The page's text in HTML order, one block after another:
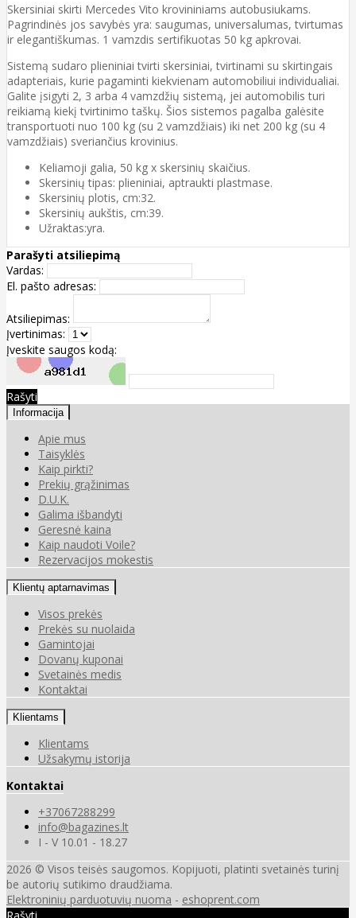
Skersiniai skirti Mercedes Vito krovininiams autobusiukams.
Pagrindinės jos savybės yra: saugumas, universalumas, tvirtumas
ir elegantiškumas. 1 vamzdis sertifikuotas 50 kg apkrovai.
Sistemą sudaro plieniniai tvirti skersiniai, tvirtinami su skirtingais
adapteriais, kurie pagaminti kiekvienam automobiliui individualiai.
Galite įsigyti 2, 3 arba 4 vamzdžių sistemą, jei automobilis turi
reikiamą kiekį tvirtinimo taškų. Šios sistemos pagalba galėsite
transportuoti nuo 100 kg (su 2 vamzdžiais) iki net 200 kg (su 4
vamzdžiais) sveriančius krovinius.
Keliamoji galia, 50 kg x skersinių skaičius.
Skersinių tipas: plieniniai, aptraukti plastmase.
Skersinių plotis, cm:32.
Skersinių aukštis, cm:39.
Užraktas:yra.
Parašyti atsiliepimą
Vardas:
El. pašto adresas:
Atsiliepimas:
Įvertinimas:
Įveskite saugos kodą:
Rašyti
Informacija
Apie mus
Taisyklės
Kaip pirkti?
Prekių grąžinimas
D.U.K.
Galima išbandyti
Geresnė kaina
Kaip naudoti Voile?
Rezervacijos mokestis
Klientų aptarnavimas
Visos prekės
Prekės su nuolaida
Gamintojai
Dovanų kuponai
Svetainės medis
Kontaktai
Klientams
Klientams
Užsakymų istorija
Kontaktai
+37067288299
info@bagazines.lt
I - V 10.01 - 18.27
2026 © Visos teisės saugomos. Kopijuoti, platinti svetainės turinį
be autorių sutikimo draudžiama.
Elektroninių parduotuvių nuoma - eshoprent.com